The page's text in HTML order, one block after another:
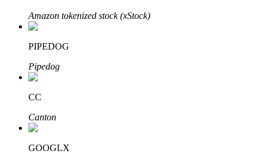
合夥人計劃
Amazon tokenized stock (xStock)
PIPEDOG
Pipedog
CC
Canton
GOOGLX